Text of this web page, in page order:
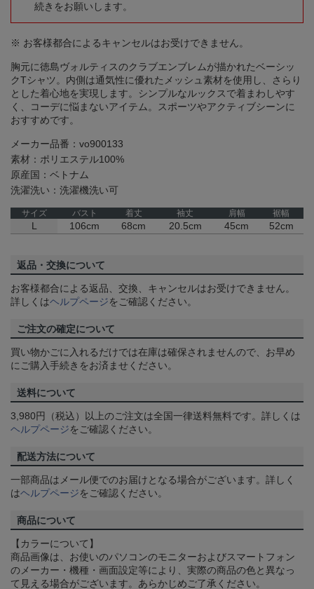
続きをお願いします。
※ お客様都合によるキャンセルはお受けできません。
胸元に徳島ヴォルティスのクラブエンブレムが描かれたベーシッ
クTシャツ。内側は通気性に優れたメッシュ素材を使用し、さらり
とした着心地を実現します。シンプルなルックスで着まわしやす
く、コーデに悩まないアイテム。スポーツやアクティブシーンに
おすすめです。
メーカー品番：vo900133
素材：ポリエステル100%
原産国：ベトナム
洗濯洗い：洗濯機洗い可
サイズ バスト 着丈 袖丈 肩幅 裾幅
L 106cm 68cm 20.5cm 45cm 52cm
返品・交換について
お客様都合による返品、交換、キャンセルはお受けできません。
詳しくはヘルプページをご確認ください。
ご注文の確定について
買い物かごに入れるだけでは在庫は確保されませんので、お早め
にご購入手続きをお済ませください。
送料について
3,980円（税込）以上のご注文は全国一律送料無料です。詳しくは
ヘルプページをご確認ください。
配送方法について
一部商品はメール便でのお届けとなる場合がございます。詳しく
はヘルプページをご確認ください。
商品について
【カラーについて】
商品画像は、お使いのパソコンのモニターおよびスマートフォン
のメーカー・機種・画面設定等により、実際の商品の色と異なっ
て見える場合がございます。あらかじめご了承ください。